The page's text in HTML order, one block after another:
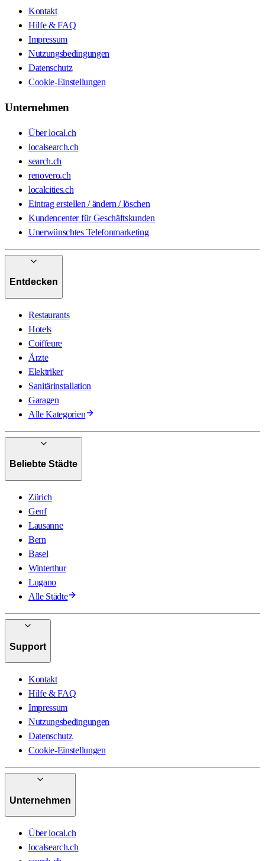
Kontakt
Hilfe & FAQ
Impressum
Nutzungsbedingungen
Datenschutz
Cookie-Einstellungen
Unternehmen
Über local.ch
localsearch.ch
search.ch
renovero.ch
localcities.ch
Eintrag erstellen / ändern / löschen
Kundencenter für Geschäftskunden
Unerwünschtes Telefonmarketing
Entdecken
Restaurants
Hotels
Coiffeure
Ärzte
Elektriker
Sanitärinstallation
Garagen
Alle Kategorien
Beliebte Städte
Zürich
Genf
Lausanne
Bern
Basel
Winterthur
Lugano
Alle Städte
Support
Kontakt
Hilfe & FAQ
Impressum
Nutzungsbedingungen
Datenschutz
Cookie-Einstellungen
Unternehmen
Über local.ch
localsearch.ch